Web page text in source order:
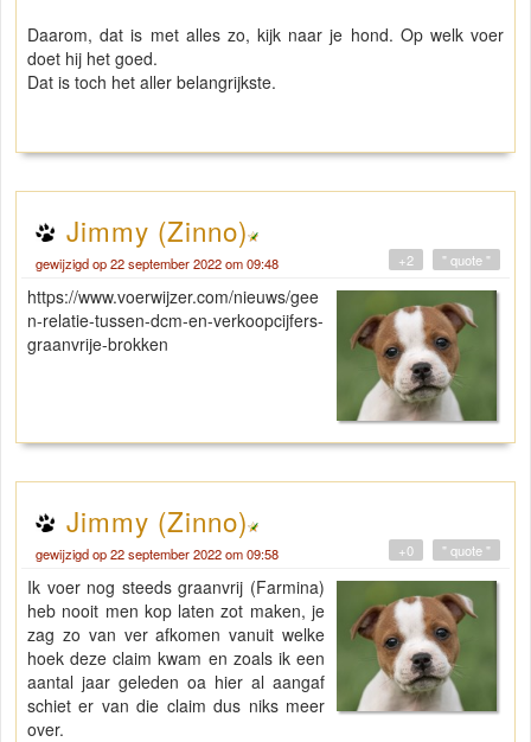
Daarom, dat is met alles zo, kijk naar je hond. Op welk voer
doet hij het goed.
Dat is toch het aller belangrijkste.
Jimmy (Zinno)
gewijzigd op 22 september 2022 om 09:48 " quote "
+2
https://www.voerwijzer.com/nieuws/gee
n-relatie-tussen-dcm-en-verkoopcijfers-
graanvrije-brokken
Jimmy (Zinno)
gewijzigd op 22 september 2022 om 09:58 " quote "
+0
Ik voer nog steeds graanvrij (Farmina)
heb nooit men kop laten zot maken, je
zag zo van ver afkomen vanuit welke
hoek deze claim kwam en zoals ik een
aantal jaar geleden oa hier al aangaf
schiet er van die claim dus niks meer
over.